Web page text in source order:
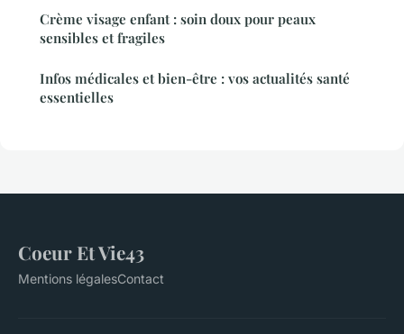
Crème visage enfant : soin doux pour peaux
sensibles et fragiles
Infos médicales et bien-être : vos actualités santé
essentielles
Coeur Et Vie43
Mentions légalesContact